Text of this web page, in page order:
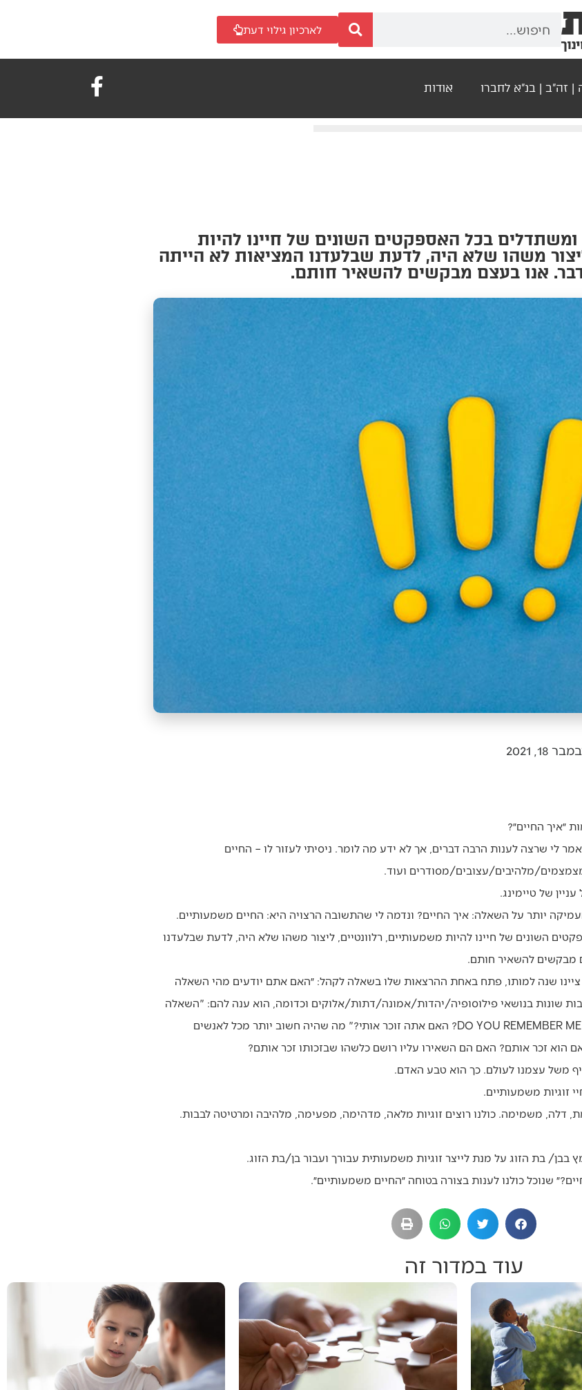
לארכיון גילוי דעת
| זה"ב | בנ"א לחברו אודות
ומשתדלים בכל האספקטים השונים של חיינו להיות
משהו שלא היה, לדעת שבלעדנו המציאות לא הייתה
אנו בעצם מבקשים להשאיר חותם.
18, 2021
״איך החיים״?
לי שרצה לענות הרבה דברים, אך לא ידע מה לומר. ניסיתי לעזור לו – החיים
מלהיבים/עצובים/מסודרים ועוד.
של טיימינג.
יותר על השאלה: איך החיים? ונדמה לי שהתשובה הרצויה היא: החיים משמעותיים.
השונים של חיינו להיות משמעותיים, רלוונטיים, ליצור משהו שלא היה, לדעת שבלעדנו
מבקשים להשאיר חותם.
ציינו שנה למותו, פתח באחת ההרצאות שלו בשאלה לקהל: ״האם אתם יודעים מהי השאלה
שונות בנושאי פילוסופיה/יהדות/אמונה/דתות/אלוקים וכדומה, הוא ענה להם: "השאלה
שהכי הרבה שאלו אותי במהלך חיי הייתה DO YOU REMEMBER ME? האם אתה זוכר אותי?" מה שהיה חשוב יותר מכל לאנשים
הוא זכר אותם? האם הם השאירו עליו רושם כלשהו שבזכותו זכר אותם?
משל עצמנו לעולם. כך הוא טבע האדם.
זוגיות משמעותיים.
דלה, משמימה. כולנו רוצים זוגיות מלאה, מדהימה, מפעימה, מלהיבה ומרטיטה לבבות.
בת הזוג על מנת לייצר זוגיות משמעותית עבורך ועבור בן/בת הזוג.
שנוכל כולנו לענות בצורה בטוחה ״החיים משמעותיים״.
עוד במדור זה